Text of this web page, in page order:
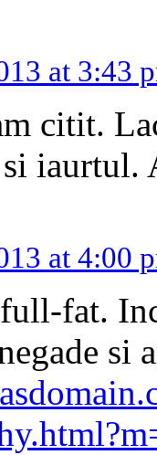
at 3:43
citit.
iaurtul.
at 4:00
fat.
si